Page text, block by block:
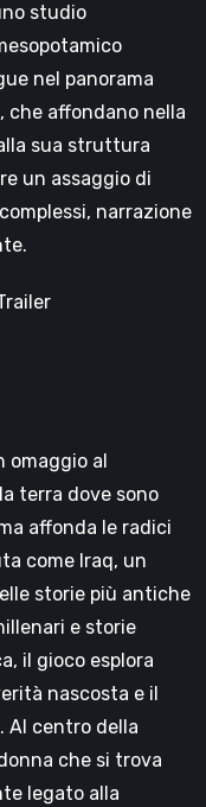
studio
nel panorama
che affondano nella
sua struttura
un assaggio di
narrazione
omaggio al
terra dove sono
affonda le radici
come Iraq, un
storie più antiche
e storie
il gioco esplora
nascosta e il
Al centro della
che si trova
legato alla